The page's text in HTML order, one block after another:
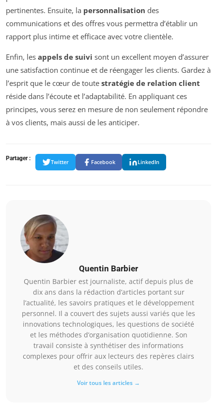
pertinentes. Ensuite, la personnalisation des
communications et des offres vous permettra d’établir un
rapport plus intime et efficace avec votre clientèle.
Enfin, les appels de suivi sont un excellent moyen d’assurer
une satisfaction continue et de réengager les clients. Gardez à
l’esprit que le cœur de toute stratégie de relation client
réside dans l’écoute et l’adaptabilité. En appliquant ces
principes, vous serez en mesure de non seulement répondre
à vos clients, mais aussi de les anticiper.
Partager :
Twitter Facebook LinkedIn
Quentin Barbier
Quentin Barbier est journaliste, actif depuis plus de
dix ans dans la rédaction d’articles portant sur
l’actualité, les savoirs pratiques et le développement
personnel. Il a couvert des sujets aussi variés que les
innovations technologiques, les questions de société
et les méthodes d’organisation quotidienne. Son
travail consiste à synthétiser des informations
complexes pour offrir aux lecteurs des repères clairs
et des conseils utiles.
Voir tous les articles →